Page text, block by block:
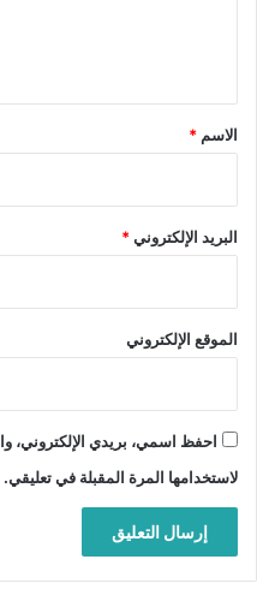
*
الاسم *
البريد الإلكتروني*
الموقع الإلكتروني
احفظ اسمي، بريدي الإلكتروني،
لاستخدامها المرة المقبلة في تعليقي.